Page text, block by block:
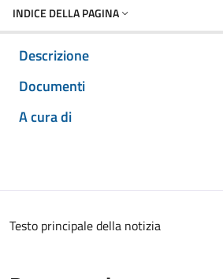
INDICE DELLA PAGINA
Descrizione
Documenti
A cura di
Testo principale della notizia